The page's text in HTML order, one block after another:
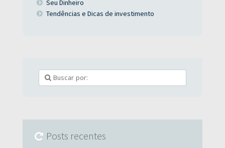
Seu Dinheiro
Tendências e Dicas de investimento
Posts recentes